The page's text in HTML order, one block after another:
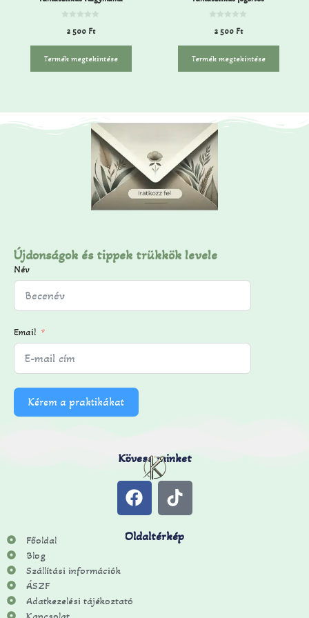
5
b
l
2 500 Ft
Termék megtekintése
5
b
l
2 500 Ft
Termék megtekintése
Újdonságok és tippek trükkök levele
Név
Email
Kérem a praktikákat
Kövess minket
Oldaltérkép
Főoldal
Blog
Szállítási információk
ÁSZF
Adatkezelési tájékoztató